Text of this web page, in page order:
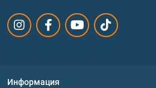
Информация